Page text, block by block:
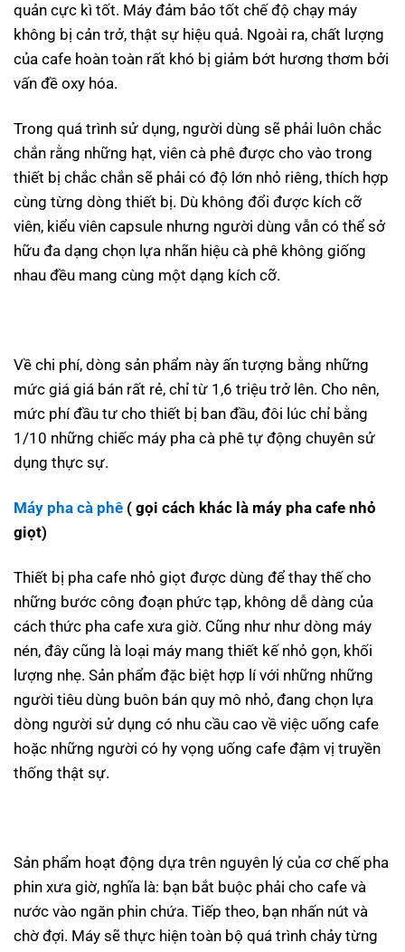
quản cực kì tốt. Máy đảm bảo tốt chế độ chạy máy
không bị cản trở, thật sự hiệu quả. Ngoài ra, chất lượng
của cafe hoàn toàn rất khó bị giảm bớt hương thơm bởi
vấn đề oxy hóa.
Trong quá trình sử dụng, người dùng sẽ phải luôn chắc
chắn rằng những hạt, viên cà phê được cho vào trong
thiết bị chắc chắn sẽ phải có độ lớn nhỏ riêng, thích hợp
cùng từng dòng thiết bị. Dù không đổi được kích cỡ
viên, kiểu viên capsule nhưng người dùng vẫn có thể sở
hữu đa dạng chọn lựa nhãn hiệu cà phê không giống
nhau đều mang cùng một dạng kích cỡ.
Về chi phí, dòng sản phẩm này ấn tượng bằng những
mức giá giá bán rất rẻ, chỉ từ 1,6 triệu trở lên. Cho nên,
mức phí đầu tư cho thiết bị ban đầu, đôi lúc chỉ bằng
1/10 những chiếc máy pha cà phê tự động chuyên sử
dụng thực sự.
Máy pha cà phê ( gọi cách khác là máy pha cafe nhỏ
giọt)
Thiết bị pha cafe nhỏ giọt được dùng để thay thế cho
những bước công đoạn phức tạp, không dễ dàng của
cách thức pha cafe xưa giờ. Cũng như như dòng máy
nén, đây cũng là loại máy mang thiết kế nhỏ gọn, khối
lượng nhẹ. Sản phẩm đặc biệt hợp lí với những những
người tiêu dùng buôn bán quy mô nhỏ, đang chọn lựa
dòng người sử dụng có nhu cầu cao về việc uống cafe
hoặc những người có hy vọng uống cafe đậm vị truyền
thống thật sự.
Sản phẩm hoạt động dựa trên nguyên lý của cơ chế pha
phin xưa giờ, nghĩa là: bạn bắt buộc phải cho cafe và
nước vào ngăn phin chứa. Tiếp theo, bạn nhấn nút và
chờ đợi. Máy sẽ thực hiện toàn bộ quá trình chảy từng